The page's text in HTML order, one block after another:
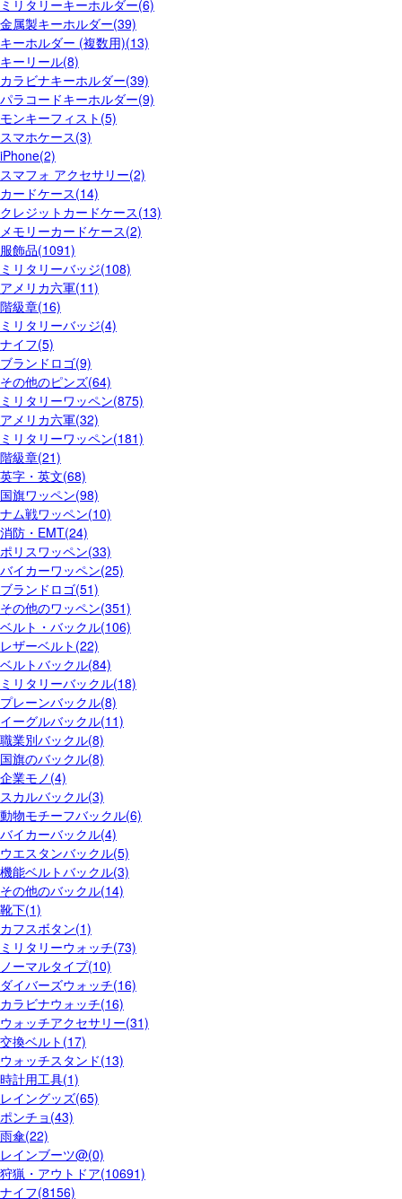
ミリタリーキーホルダー(6)
金属製キーホルダー(39)
キーホルダー (複数用)(13)
キーリール(8)
カラビナキーホルダー(39)
パラコードキーホルダー(9)
モンキーフィスト(5)
スマホケース(3)
iPhone(2)
スマフォ アクセサリー(2)
カードケース(14)
クレジットカードケース(13)
メモリーカードケース(2)
服飾品(1091)
ミリタリーバッジ(108)
アメリカ六軍(11)
階級章(16)
ミリタリーバッジ(4)
ナイフ(5)
ブランドロゴ(9)
その他のピンズ(64)
ミリタリーワッペン(875)
アメリカ六軍(32)
ミリタリーワッペン(181)
階級章(21)
英字・英文(68)
国旗ワッペン(98)
ナム戦ワッペン(10)
消防・EMT(24)
ポリスワッペン(33)
バイカーワッペン(25)
ブランドロゴ(51)
その他のワッペン(351)
ベルト・バックル(106)
レザーベルト(22)
ベルトバックル(84)
ミリタリーバックル(18)
プレーンバックル(8)
イーグルバックル(11)
職業別バックル(8)
国旗のバックル(8)
企業モノ(4)
スカルバックル(3)
動物モチーフバックル(6)
バイカーバックル(4)
ウエスタンバックル(5)
機能ベルトバックル(3)
その他のバックル(14)
靴下(1)
カフスボタン(1)
ミリタリーウォッチ(73)
ノーマルタイプ(10)
ダイバーズウォッチ(16)
カラビナウォッチ(16)
ウォッチアクセサリー(31)
交換ベルト(17)
ウォッチスタンド(13)
時計用工具(1)
レイングッズ(65)
ポンチョ(43)
雨傘(22)
レインブーツ@(0)
狩猟・アウトドア(10691)
ナイフ(8156)